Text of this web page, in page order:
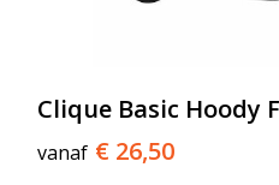
Clique Basic Hoody
vanaf € 26,50